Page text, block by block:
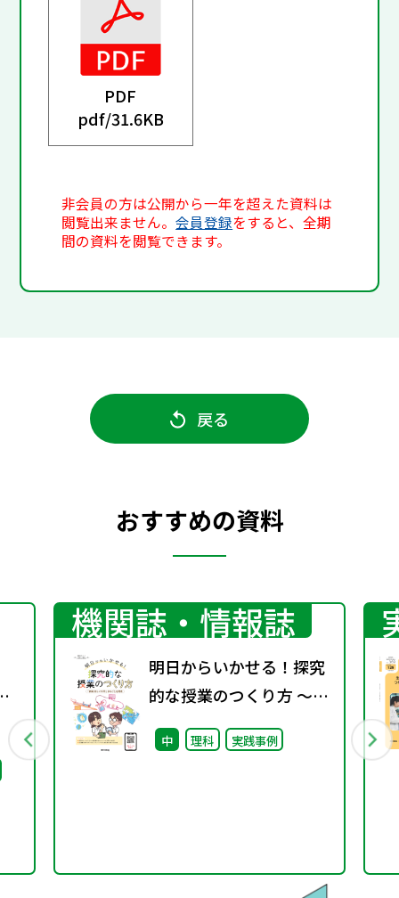
PDF
pdf/31.6KB
非会員の方は公開から一年を超えた資料は
閲覧出来ません。会員登録をすると、全期
間の資料を閲覧できます。
戻る
おすすめの資料
機関誌・情報誌
明日からいかせる！探究
的な授業のつくり方 ～
「新編 新しい科学」まる
ごと活用術～
中 理科 実践事例